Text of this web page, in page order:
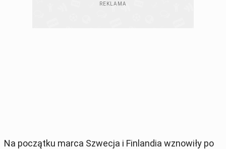
Na początku marca Szwecja i Finlandia wznowiły po